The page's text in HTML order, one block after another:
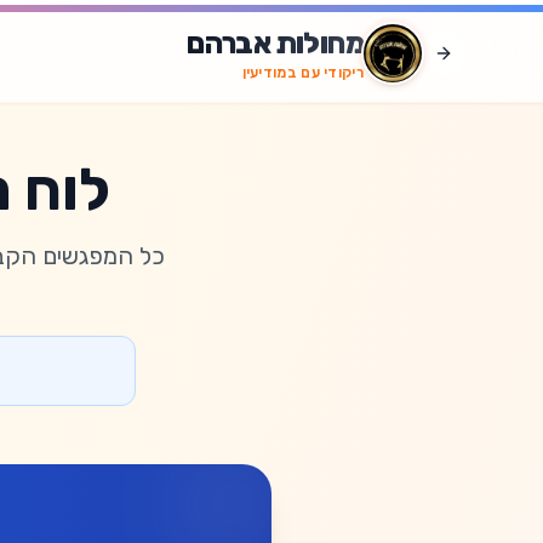
דלג לתוכן הראשי
מחולות אברהם
ריקודי עם במודיעין
לוח
כל המפגשים